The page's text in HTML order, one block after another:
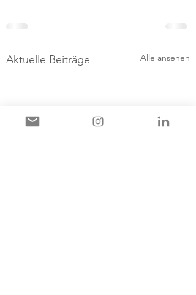
Aktuelle Beiträge Alle ansehen